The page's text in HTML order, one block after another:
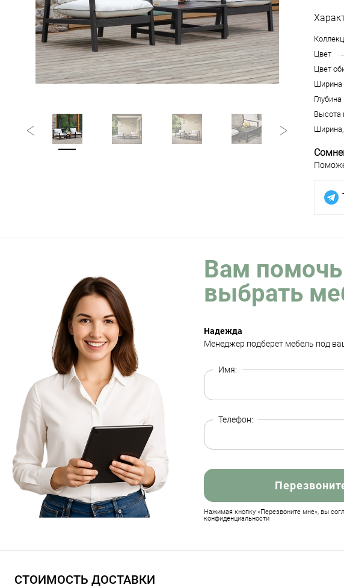
Цвет
Цвет
Ширина
Высота
Вам помочь
выбрать
Надежда
Менеджер подберет мебель под
Имя:
Телефон:
Нажимая кнопку «Перезвоните мне», вы
конфиденциальности
СТОИМОСТЬ ДОСТАВКИ